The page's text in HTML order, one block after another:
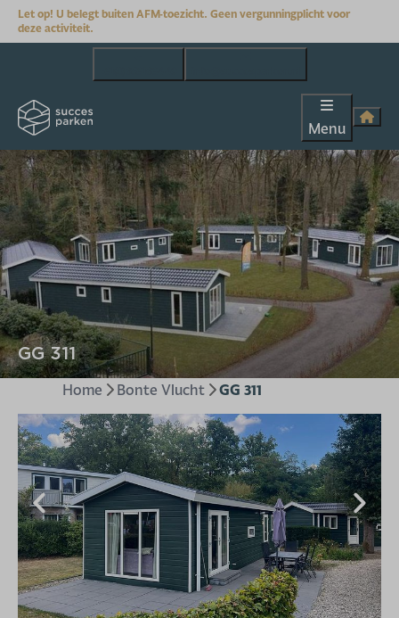
Let op! U belegt buiten AFM-toezicht. Geen vergunningplicht voor
deze activiteit.
Menu
GG 311
Home
Bonte Vlucht GG 311